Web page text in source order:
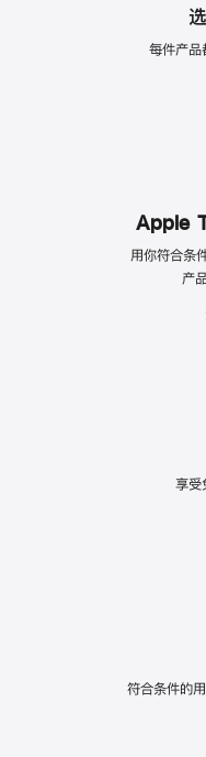
每件产品
Apple
用你符合条
产
享受
符合条件的